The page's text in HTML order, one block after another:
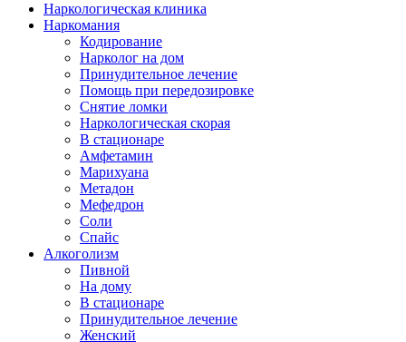
Наркологическая клиника
Наркомания
Кодирование
Нарколог на дом
Принудительное лечение
Помощь при передозировке
Снятие ломки
Наркологическая скорая
В стационаре
Амфетамин
Марихуана
Метадон
Мефедрон
Соли
Спайс
Алкоголизм
Пивной
На дому
В стационаре
Принудительное лечение
Женский